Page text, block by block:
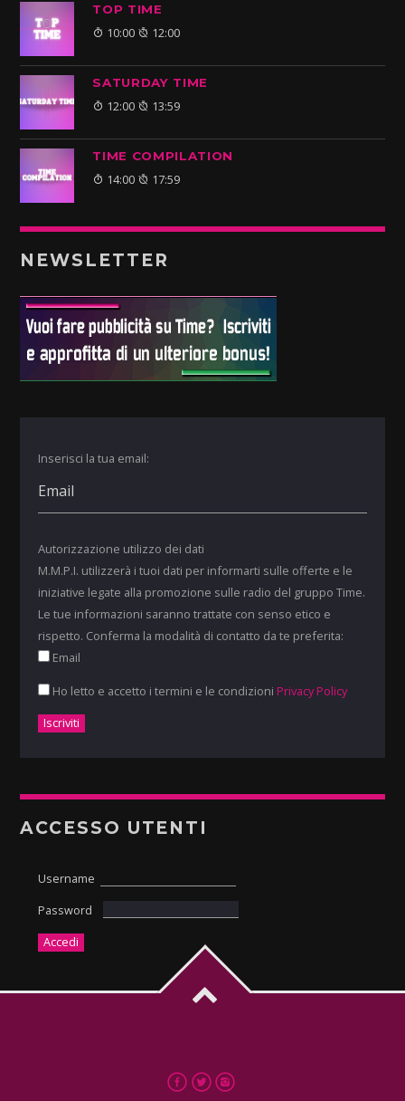
TOP TIME
10:00 12:00
SATURDAY TIME
12:00 13:59
TIME COMPILATION
14:00 17:59
NEWSLETTER
Inserisci la tua email:
Autorizzazione utilizzo dei dati
M.M.P.I. utilizzerà i tuoi dati per informarti sulle offerte e le
iniziative legate alla promozione sulle radio del gruppo Time.
Le tue informazioni saranno trattate con senso etico e
rispetto. Conferma la modalità di contatto da te preferita:
Email
Ho letto e accetto i termini e le condizioni Privacy Policy
ACCESSO UTENTI
Username
Password